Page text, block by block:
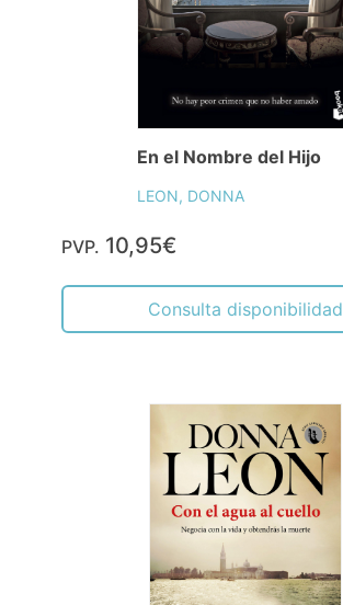
En el Nombre del Hijo
LEON, DONNA
PVP. 10,95€
Consulta disponibilidad